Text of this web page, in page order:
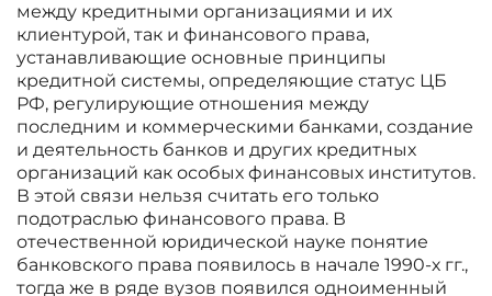
между кредитными организациями и их
клиентурой, так и финансового права,
устанавливающие основные принципы
кредитной системы, определяющие статус ЦБ
РФ, регулирующие отношения между
последним и коммерческими банками, создание
и деятельность банков и других кредитных
организаций как особых финансовых институтов.
В этой связи нельзя считать его только
подотраслью финансового права. В
отечественной юридической науке понятие
банковского права появилось в начале 1990-х гг.,
тогда же в ряде вузов появился одноименный